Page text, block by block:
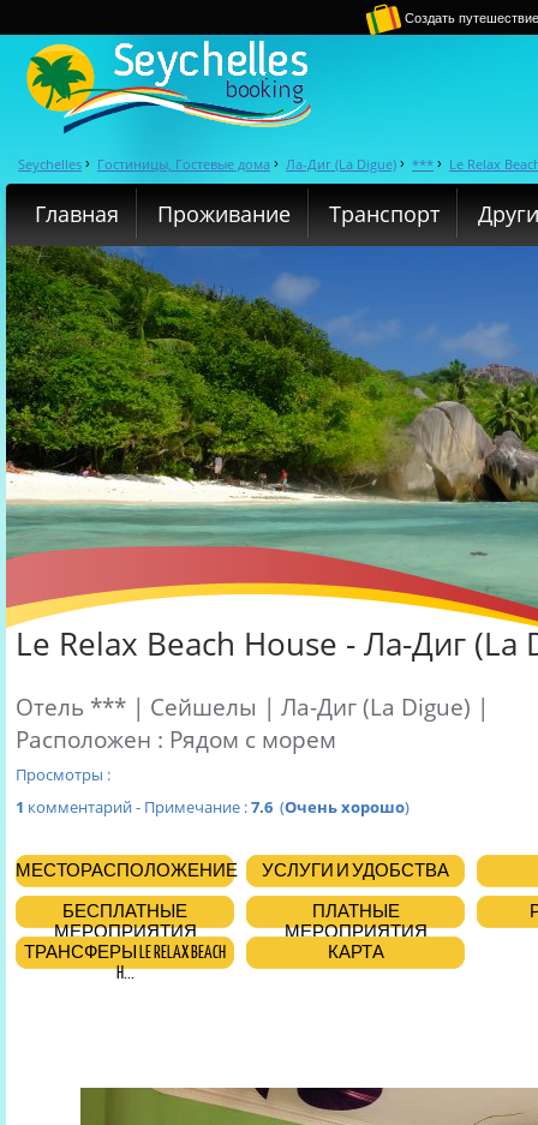
Создать
Seychelles › Гостиницы, Гостевые дома › Ла-Диг (La Digue) › *** › Le Relax
Главная Проживание Транспорт
Le Relax Beach House - Ла-Диг (La
Отель *** | Сейшелы | Ла-Диг (La Digue) |
Расположен : Рядом с морем
Просмотры :
1 комментарий - Примечание :7.6 (Очень хорошо)
МЕСТОРАСПОЛОЖЕНИЕ
УСЛУГИ И УДОБСТВА
БЕСПЛАТНЫЕ
МЕРОПРИЯТИЯ
ПЛАТНЫЕ
МЕРОПРИЯТИЯ
ТРАНСФЕРЫ LE RELAX BEACH
H...
КАРТА